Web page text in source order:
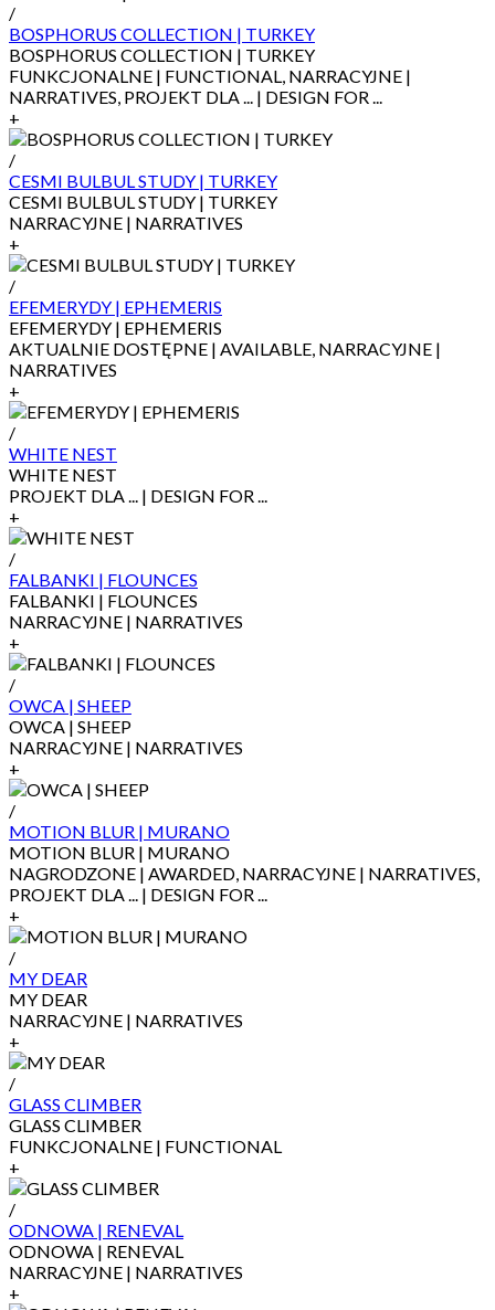
/
BOSPHORUS COLLECTION | TURKEY
BOSPHORUS COLLECTION | TURKEY
FUNKCJONALNE | FUNCTIONAL, NARRACYJNE |
NARRATIVES, PROJEKT DLA ... | DESIGN FOR ...
+
/
CESMI BULBUL STUDY | TURKEY
CESMI BULBUL STUDY | TURKEY
NARRACYJNE | NARRATIVES
+
/
EFEMERYDY | EPHEMERIS
EFEMERYDY | EPHEMERIS
AKTUALNIE DOSTĘPNE | AVAILABLE, NARRACYJNE |
NARRATIVES
+
/
WHITE NEST
WHITE NEST
PROJEKT DLA ... | DESIGN FOR ...
+
/
FALBANKI | FLOUNCES
FALBANKI | FLOUNCES
NARRACYJNE | NARRATIVES
+
/
OWCA | SHEEP
OWCA | SHEEP
NARRACYJNE | NARRATIVES
+
/
MOTION BLUR | MURANO
MOTION BLUR | MURANO
NAGRODZONE | AWARDED, NARRACYJNE | NARRATIVES,
PROJEKT DLA ... | DESIGN FOR ...
+
/
MY DEAR
MY DEAR
NARRACYJNE | NARRATIVES
+
/
GLASS CLIMBER
GLASS CLIMBER
FUNKCJONALNE | FUNCTIONAL
+
/
ODNOWA | RENEVAL
ODNOWA | RENEVAL
NARRACYJNE | NARRATIVES
+